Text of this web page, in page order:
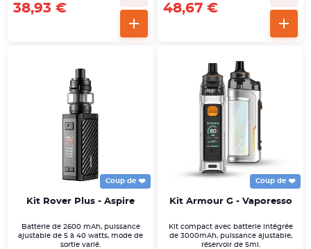
38,93 € 48,67 €
Coup de ❤️
Kit Rover Plus - Aspire
Batterie de 2600 mAh, puissance
ajustable de 5 à 40 watts, mode de
sortie varié.
Coup de ❤️
Kit Armour G - Vaporesso
Kit compact avec batterie intégrée
de 3000mAh, puissance ajustable,
réservoir de 5ml.